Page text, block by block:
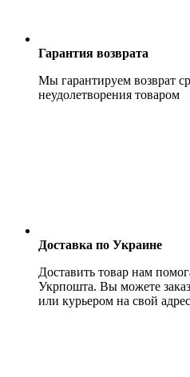
Гарантия возврата
Мы гарантируем возврат
неудолетворения товаром
Доставка по Украине
Доставить товар нам
Укрпошта. Вы можете
или курьером на свой